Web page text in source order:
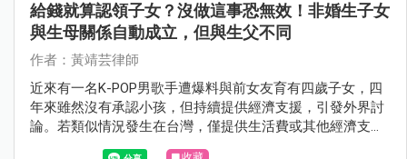
給錢就算認領子女？沒做這事恐無效！非婚生子女
與生母關係自動成立，但與生父不同
作者：黃靖芸律師
近來有一名K-POP男歌手遭爆料與前女友育有四歲子女，四
年來雖然沒有承認小孩，但持續提供經濟支援，引發外界討
論。若類似情況發生在台灣，僅提供生活費或其他經濟支
持，是否就等同於法律上的認領？